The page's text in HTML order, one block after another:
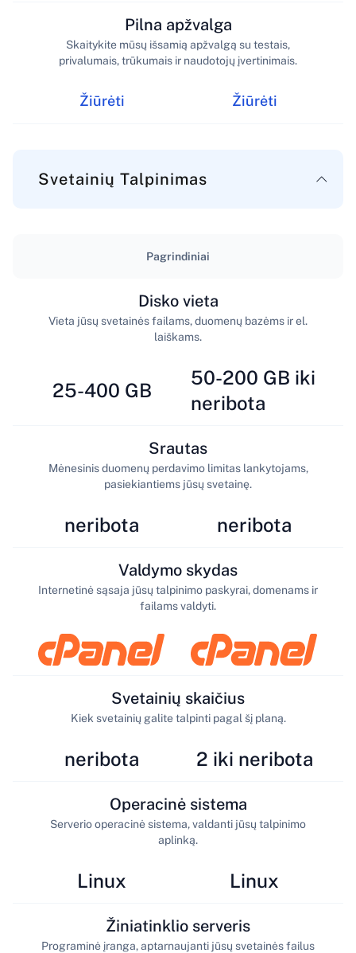
Žiūrėti
Pilna apžvalga
Skaitykite mūsų išsamią apžvalgą su testais,
privalumais, trūkumais ir naudotojų įvertinimais.
Žiūrėti
Svetainių Talpinimas
Pagrindiniai
25-400 GB
Disko vieta
Vieta jūsų svetainės failams, duomenų bazėms ir el.
laiškams.
50-200 GB iki
neribota
neribota
Srautas
Mėnesinis duomenų perdavimo limitas lankytojams,
pasiekiantiems jūsų svetainę.
neribota
Valdymo skydas
Internetinė sąsaja jūsų talpinimo paskyrai, domenams ir
failams valdyti.
neribota
Svetainių skaičius
Kiek svetainių galite talpinti pagal šį planą.
2 iki neribota
Linux
Operacinė sistema
Serverio operacinė sistema, valdanti jūsų talpinimo
aplinką.
Linux
Žiniatinklio serveris
Programinė įranga, aptarnaujanti jūsų svetainės failus